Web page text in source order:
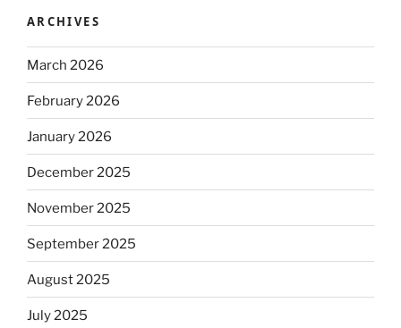
ARCHIVES
March 2026
February 2026
January 2026
December 2025
November 2025
September 2025
August 2025
July 2025